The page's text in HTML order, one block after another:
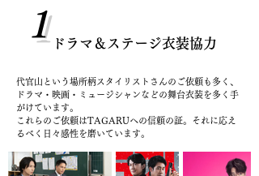
「あ、この人素敵！」そう思わせる、オーダーメイドスーツ
“オーダーメイドスーツは敷居が高い”そんな風に思っていま
せんか？TAGARUでは豊富な経験を持つスタッフによる丁寧
なカウンセリングで、お客様一人ひとりの体型やライフスタイ
「オーダーメイドがこんなに楽しいって知らなかった！」
デザインオーダーであなたのアイデアを形にする、無限の可能
性。
TAGARUは“日本で最も生地や裏地の揃う店”とも言われ、ご
希望の素材をご用意いたします。
さらに通常オーダーメイドでは不可能と言われる”あのブラン
ツを作りたい”そんなご要望も、TAGARUの「デザインオーダ
ー」なら実現可能。あなたの想い描くスーツを私たちと一緒に
1
ドラマ＆ステージ衣装協力
代官山という場所柄スタイリストさんのご依頼も多く、
ドラマ・映画・ミュージシャンなどの舞台衣装を多く手
がけています。
​これらのご依頼はTAGARUへの信頼の証。それに応え
るべく日々感性を磨いています。